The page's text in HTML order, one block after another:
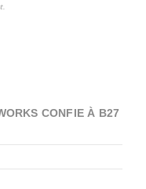
CONFIE À B27